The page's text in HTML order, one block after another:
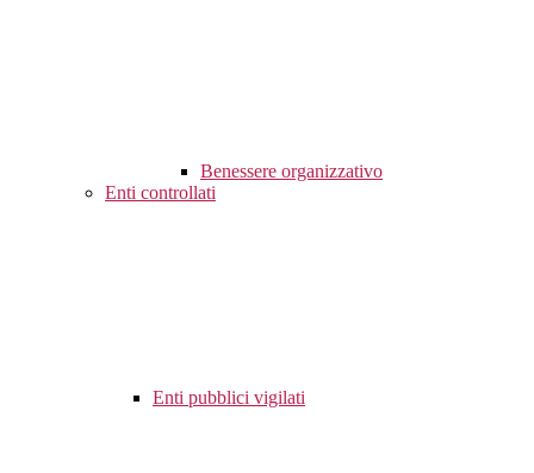
Benessere organizzativo
Enti controllati
Enti pubblici vigilati